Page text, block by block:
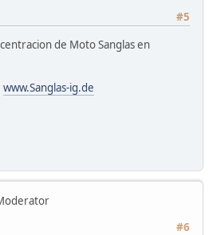
#5
de Moto Sanglas en
www.Sanglas-ig.de
#6